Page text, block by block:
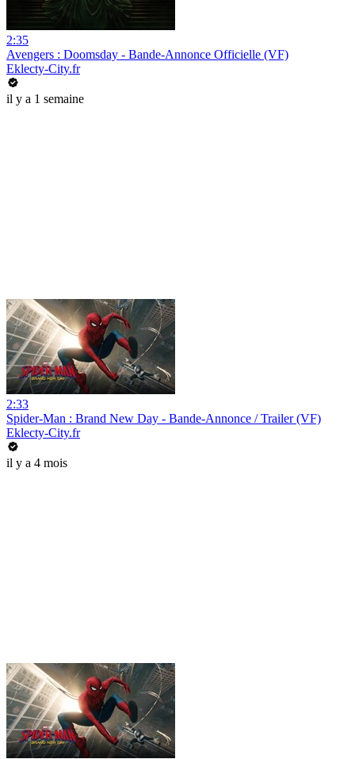
2:35
Avengers : Doomsday - Bande-Annonce Officielle (VF)
Eklecty-City.fr
il y a 1 semaine
2:33
Spider-Man : Brand New Day - Bande-Annonce / Trailer (VF)
Eklecty-City.fr
il y a 4 mois